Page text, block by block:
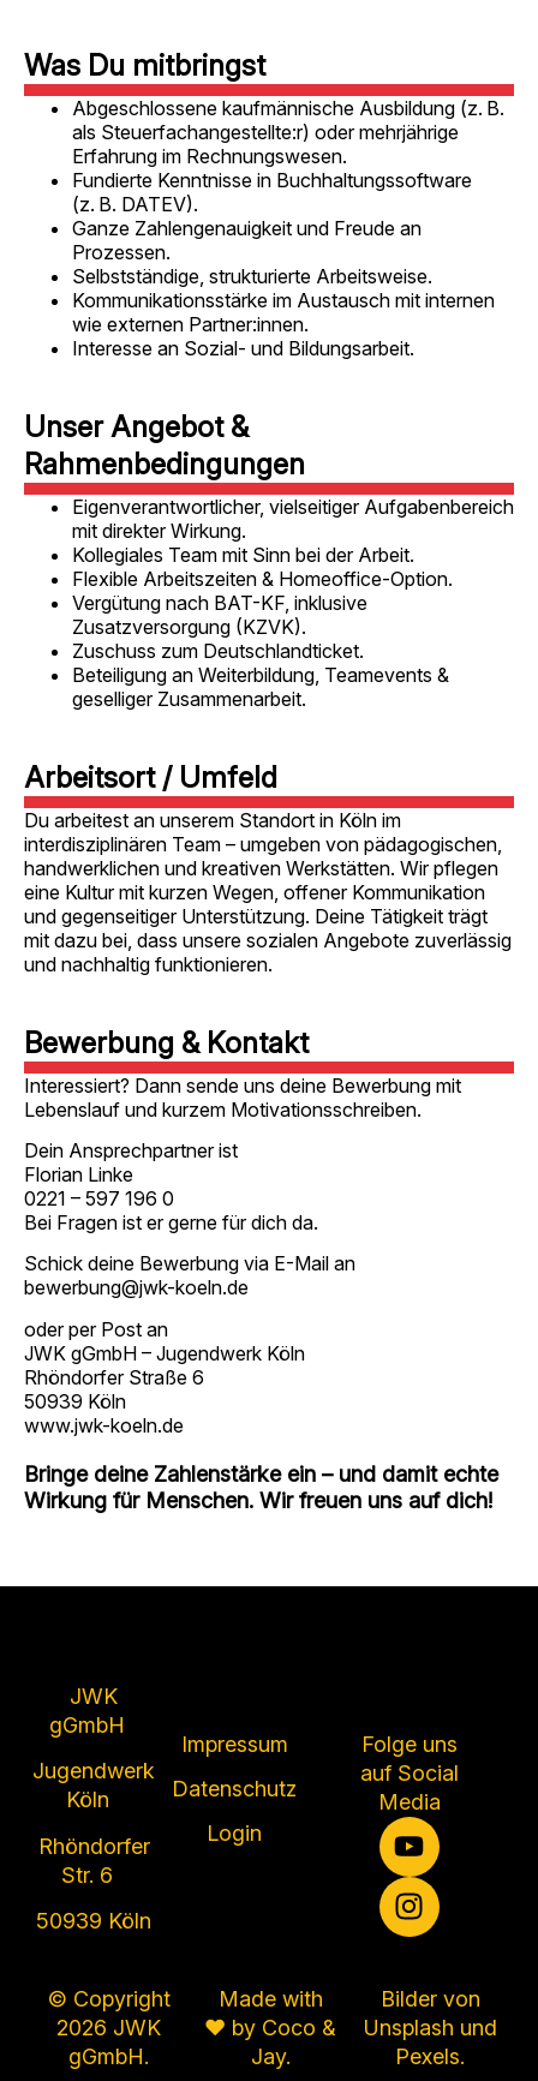
Was Du mitbringst​
Abgeschlossene kaufmännische Ausbildung (z. B.
als Steuerfachangestellte:r) oder mehrjährige
Erfahrung im Rechnungswesen.
Fundierte Kenntnisse in Buchhaltungssoftware
(z. B. DATEV).
Ganze Zahlengenauigkeit und Freude an
Prozessen.
Selbstständige, strukturierte Arbeitsweise.
Kommunikationsstärke im Austausch mit internen
wie externen Partner:innen.
Interesse an Sozial- und Bildungsarbeit.
Unser Angebot &
Rahmenbedingungen
Eigenverantwortlicher, vielseitiger Aufgabenbereich
mit direkter Wirkung.
Kollegiales Team mit Sinn bei der Arbeit.
Flexible Arbeitszeiten & Homeoffice-Option.
Vergütung nach BAT-KF, inklusive
Zusatzversorgung (KZVK).
Zuschuss zum Deutschlandticket.
Beteiligung an Weiterbildung, Teamevents &
geselliger Zusammenarbeit.
Arbeitsort / Umfeld
Du arbeitest an unserem Standort in Köln im
interdisziplinären Team – umgeben von pädagogischen,
handwerklichen und kreativen Werkstätten. Wir pflegen
eine Kultur mit kurzen Wegen, offener Kommunikation
und gegenseitiger Unterstützung. Deine Tätigkeit trägt
mit dazu bei, dass unsere sozialen Angebote zuverlässig
und nachhaltig funktionieren.
Bewerbung & Kontakt
Interessiert? Dann sende uns deine Bewerbung mit
Lebenslauf und kurzem Motivationsschreiben.
Dein Ansprechpartner ist
Florian Linke
0221 – 597 196 0
Bei Fragen ist er gerne für dich da.
Schick deine Bewerbung via E-Mail an
bewerbung@jwk-koeln.de
oder per Post an
JWK gGmbH – Jugendwerk Köln
Rhöndorfer Straße 6
50939 Köln
www.jwk-koeln.de
Bringe deine Zahlenstärke ein – und damit echte
Wirkung für Menschen. Wir freuen uns auf dich!
JWK
gGmbH
Jugendwerk
Köln
Rhöndorfer
Str. 6
50939 Köln
Impressum
Datenschutz
Login
Folge uns
auf Social
Media
© Copyright
2026 JWK
gGmbH.
Made with
❤ by Coco &
Jay.
Bilder von
Unsplash und
Pexels.